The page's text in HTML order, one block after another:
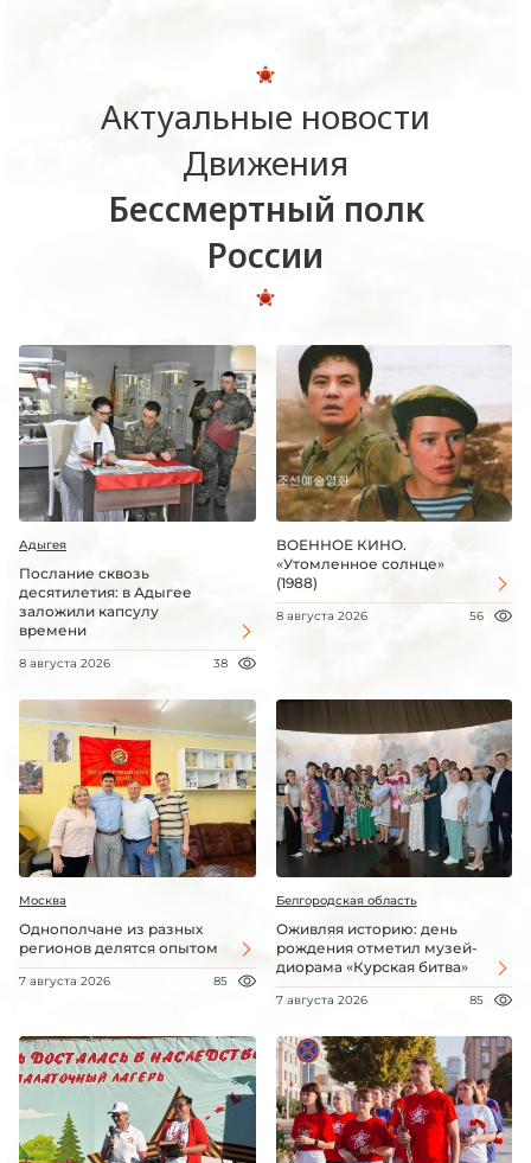
Актуальные новости
Движения
Бессмертный полк
России
Адыгея
Послание сквозь
десятилетия: в Адыгее
заложили капсулу
времени
8 августа 2026 38
ВОЕННОЕ КИНО.
«Утомленное солнце»
(1988)
8 августа 2026 56
Москва
Однополчане из разных
регионов делятся опытом
7 августа 2026 85
Белгородская область
Оживляя историю: день
рождения отметил музей-
диорама «Курская битва»
7 августа 2026 85